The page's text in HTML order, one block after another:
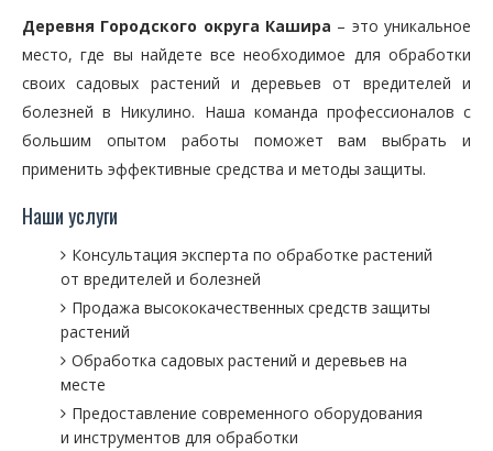
Деревня Городского округа Кашира – это уникальное
место, где вы найдете все необходимое для обработки
своих садовых растений и деревьев от вредителей и
болезней в Никулино. Наша команда профессионалов с
большим опытом работы поможет вам выбрать и
применить эффективные средства и методы защиты.
Наши услуги
Консультация эксперта по обработке растений
от вредителей и болезней
Продажа высококачественных средств защиты
растений
Обработка садовых растений и деревьев на
месте
Предоставление современного оборудования
и инструментов для обработки